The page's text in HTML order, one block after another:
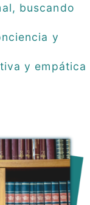
buscando
y
y empática